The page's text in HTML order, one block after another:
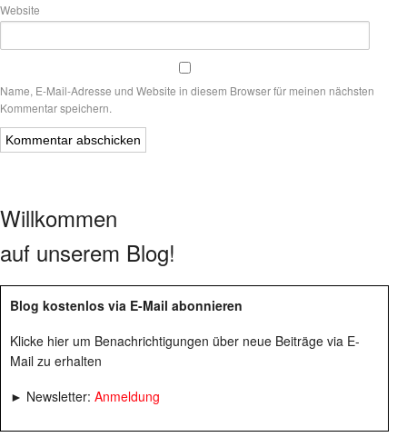
Website
Name, E-Mail-Adresse und Website in diesem Browser für meinen nächsten
Kommentar speichern.
Willkommen
auf unserem Blog!
Blog kostenlos via E-Mail abonnieren
Klicke hier um Benachrichtigungen über neue Beiträge via E-
Mail zu erhalten
► Newsletter: Anmeldung